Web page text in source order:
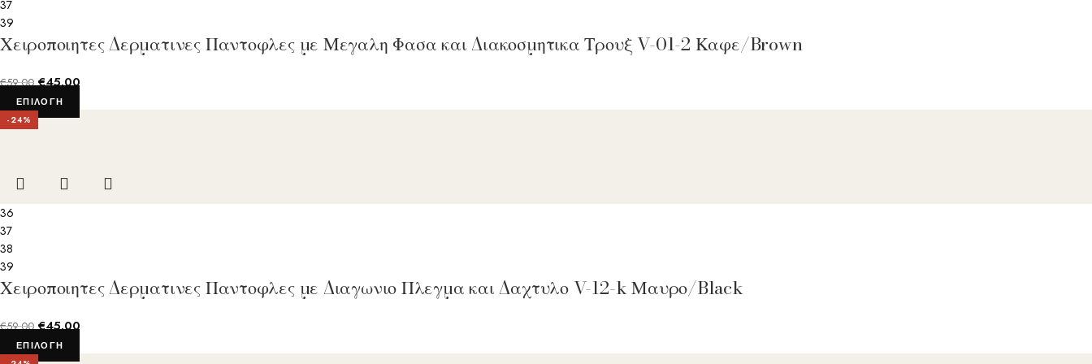
37
39
Χειροποιητες Δερματινες Παντοφλες με Μεγαλη Φασα και Διακοσμητικα Τρουξ V-01-2 Καφε/Brown
€59.00 €45.00
ΕΠΙΛΟΓΉ
-24%
36
37
38
39
Χειροποιητες Δερματινες Παντοφλες με Διαγωνιο Πλεγμα και Δαχτυλο V-12-k Μαυρο/Black
€59.00 €45.00
ΕΠΙΛΟΓΉ